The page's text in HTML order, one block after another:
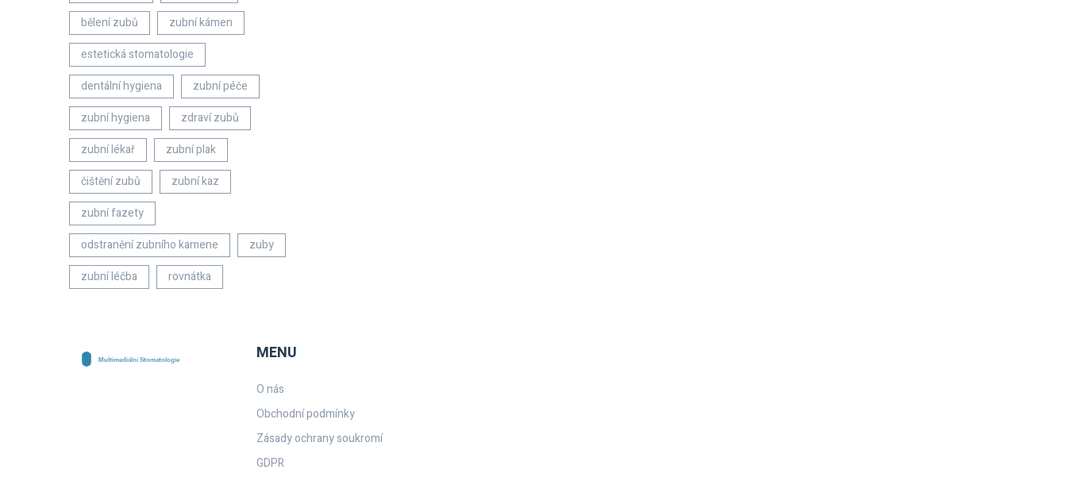
bělení zubů
zubní kámen
estetická stomatologie
dentální hygiena
zubní péče
zubní hygiena
zdraví zubů
zubní lékař
zubní plak
čištění zubů
zubní kaz
zubní fazety
odstranění zubního kamene
zuby
zubní léčba
rovnátka
MENU
O nás
Obchodní podmínky
Zásady ochrany soukromí
GDPR